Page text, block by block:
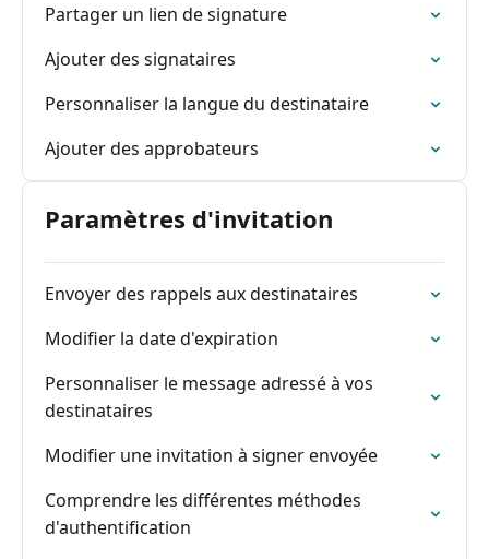
Partager un lien de signature
Ajouter des signataires
Personnaliser la langue du destinataire
Ajouter des approbateurs
Paramètres d'invitation
Envoyer des rappels aux destinataires
Modifier la date d'expiration
Personnaliser le message adressé à vos
destinataires
Modifier une invitation à signer envoyée
Comprendre les différentes méthodes
d'authentification